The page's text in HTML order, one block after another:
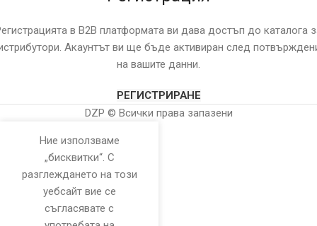
в B2B платформата ви дава достъп до каталога
Акаунтът ви ще бъде активиран след
на вашите данни.
РЕГИСТРИРАНЕ
DZP © Всички права запазени
Ние използваме
„бисквитки“. С
разглеждането на този
уебсайт вие се
съгласявате с